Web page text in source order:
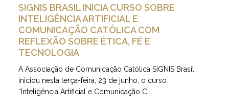
SIGNIS BRASIL INICIA CURSO SOBRE
INTELIGÊNCIA ARTIFICIAL E
COMUNICAÇÃO CATÓLICA COM
REFLEXÃO SOBRE ÉTICA, FÉ E
TECNOLOGIA
A Associação de Comunicação Católica SIGNIS Brasil
iniciou nesta terça-feira, 23 de junho, o curso
“Inteligência Artificial e Comunicação C...